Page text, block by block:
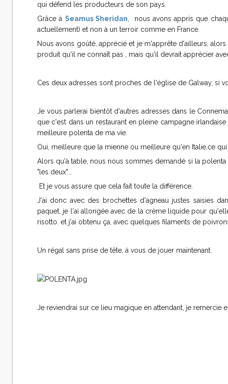
qui défend les producteurs de son pays.
Grâce à Seamus Sheridan , nous avons appris que
actuellement) et non à un terroir comme en France.
Nous avons goûté, apprécié et je m'apprête d'ailleurs,
produit qu'il ne connaît pas , mais qu'il devrait apprécier
Ces deux adresses sont proches de l'église de Galway, si
Je vous parlerai bientôt d'autres adresses dans le
que c'est dans un restaurant en pleine campagne
meilleure polenta de ma vie.
Oui, meilleure que la mienne ou meilleure qu'en Italie,ce
Alors qu'à table, nous nous sommes demandé si la
"les deux"...
Et je vous assure que cela fait toute la différence.
J'ai donc avec des brochettes d'agneau justes saisies
paquet, je l'ai allongée avec de la crème liquide pour
risotto. et j'ai obtenu ça, avec quelques filaments de
Un régal sans prise de tête, à vous de jouer maintenant.
Je reviendrai sur ce lieu magique en attendant, je remercie